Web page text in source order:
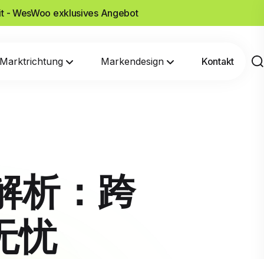
- WesWoo exklusives Angebot
Marktrichtung Markendesign Kontakt
析：跨
忧